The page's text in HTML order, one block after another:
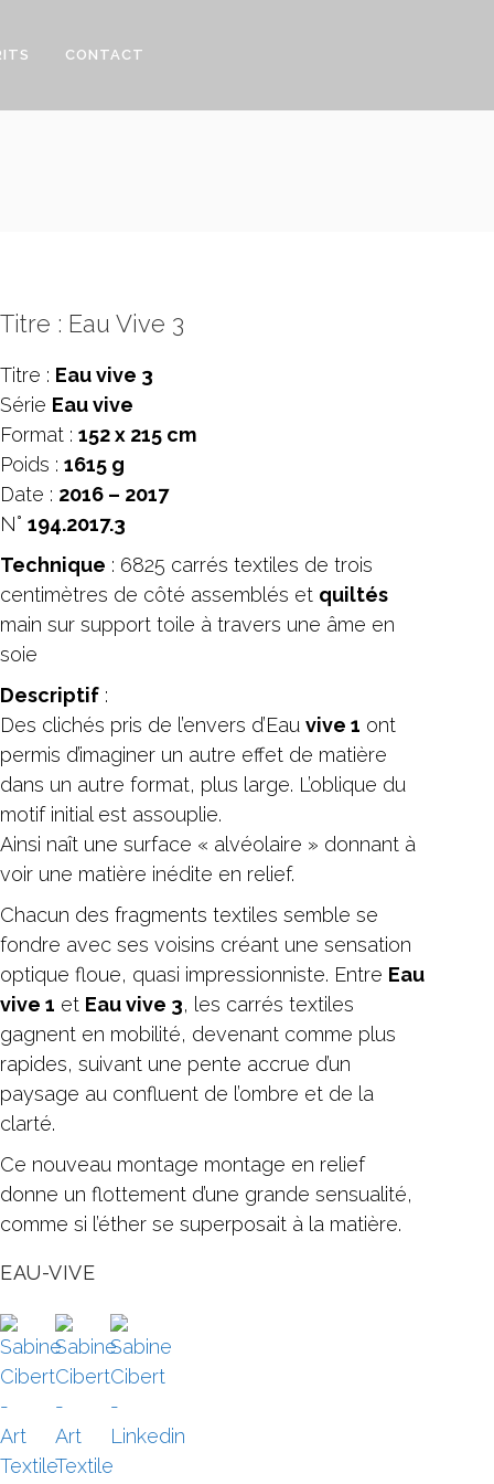
CONTACT
Titre : Eau Vive 3
Titre : Eau vive 3
Série Eau vive
Format :152 x 215 cm
Poids :1615 g
Date : 2016 – 2017
N°194.2017.3
Technique : 6825 carrés textiles de trois
centimètres de côté assemblés et quiltés
main sur support toile à travers une âme en
soie
Descriptif :
Des clichés pris de l’envers d’Eauvive 1 ont
permis d’imaginer un autre effet de matière
dans un autre format, plus large. L’oblique du
motif initial est assouplie.
Ainsi naît une surface « alvéolaire » donnant à
voir une matière inédite en relief.
Chacun des fragments textiles semble se
fondre avec ses voisins créant une sensation
optique floue, quasi impressionniste. Entre Eau
vive 1 et Eau vive 3, les carrés textiles
gagnent en mobilité, devenant comme plus
rapides, suivant une pente accrue d’un
paysage au confluent de l’ombre et de la
clarté.
Ce nouveau montage montage en relief
donne un flottement d’une grande sensualité,
comme si l’éther se superposait à la matière.
EAU-VIVE